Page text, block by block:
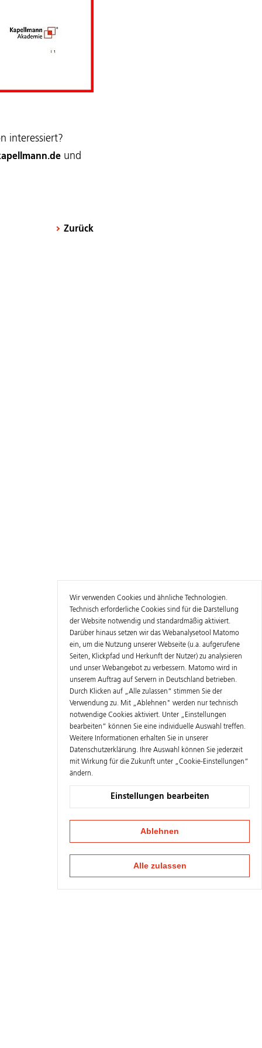
interessiert?
und
Zurück
Wir verwenden Cookies und ähnliche Technologien.
Technisch erforderliche Cookies sind für die Darstellung
der Website notwendig und standardmäßig aktiviert.
Darüber hinaus setzen wir das Webanalysetool Matomo
ein, um die Nutzung unserer Webseite (u.a. aufgerufene
Seiten, Klickpfad und Herkunft der Nutzer) zu analysieren
und unser Webangebot zu verbessern. Matomo wird in
unserem Auftrag auf Servern in Deutschland betrieben.
Durch Klicken auf „Alle zulassen“ stimmen Sie der
Verwendung zu. Mit „Ablehnen" werden nur technisch
notwendige Cookies aktiviert. Unter „Einstellungen
bearbeiten“ können Sie eine individuelle Auswahl treffen.
Weitere Informationen erhalten Sie in unserer
Datenschutzerklärung. Ihre Auswahl können Sie jederzeit
mit Wirkung für die Zukunft unter „Cookie-Einstellungen“
ändern.
Einstellungen bearbeiten
Ablehnen
Alle zulassen